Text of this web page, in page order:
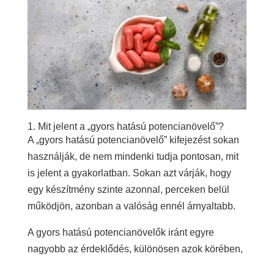
1. Mit jelent a „gyors hatású potencianövelő”?
A „gyors hatású potencianövelő” kifejezést sokan
használják, de nem mindenki tudja pontosan, mit
is jelent a gyakorlatban. Sokan azt várják, hogy
egy készítmény szinte azonnal, perceken belül
működjön, azonban a valóság ennél árnyaltabb.
A gyors hatású potencianövelők iránt egyre
nagyobb az érdeklődés, különösen azok körében,